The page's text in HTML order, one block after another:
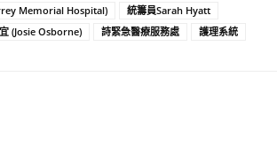
Memorial Hospital)
統籌員Sarah Hyatt
(Josie Osborne) 詩緊急醫療服務處 護理系統